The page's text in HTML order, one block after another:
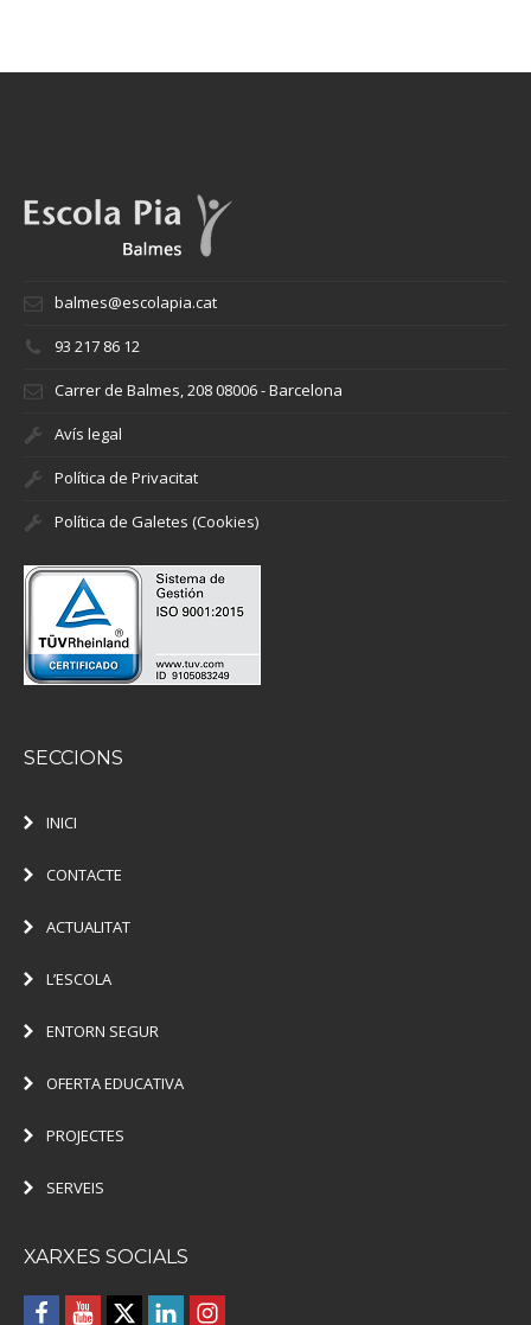
balmes@escolapia.cat
93 217 86 12
Carrer de Balmes, 208 08006 - Barcelona
Avís legal
Política de Privacitat
Política de Galetes (Cookies)
SECCIONS
INICI
CONTACTE
ACTUALITAT
L’ESCOLA
ENTORN SEGUR
OFERTA EDUCATIVA
PROJECTES
SERVEIS
XARXES SOCIALS